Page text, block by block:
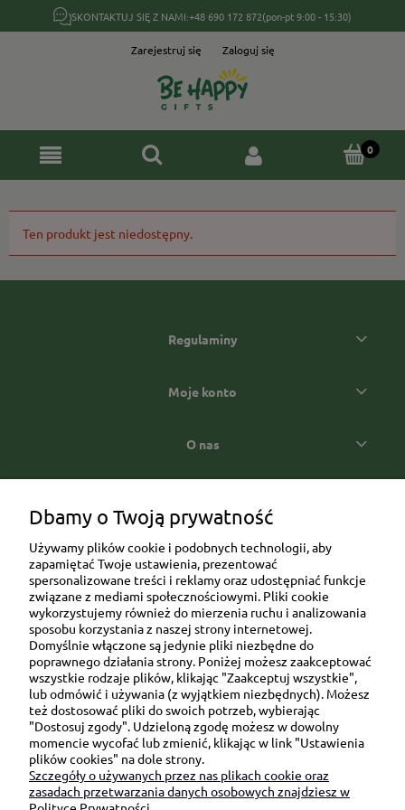
SKONTAKTUJ SIĘ Z NAMI:+48 690 172 872(pon-pt 9:00 - 15:30)
Zarejestruj się Zaloguj się
Ten produkt jest niedostępny.
Regulaminy
Moje konto
O nas
Ul. Brukowa 6/8 lok. 57/58
91-341 Łódź
NIP: 6751510615
SKONTAKTUJ SIĘ Z NAMI:
sklep@be-happygifts.com
+48 690 172 872
Dbamy o Twoją prywatność
Używamy plików cookie i podobnych technologii, aby
zapamiętać Twoje ustawienia, prezentować
spersonalizowane treści i reklamy oraz udostępniać funkcje
związane z mediami społecznościowymi. Pliki cookie
wykorzystujemy również do mierzenia ruchu i analizowania
sposobu korzystania z naszej strony internetowej.
Domyślnie włączone są jedynie pliki niezbędne do
poprawnego działania strony. Poniżej możesz zaakceptować
wszystkie rodzaje plików, klikając "Zaakceptuj wszystkie",
lub odmówić i używania (z wyjątkiem niezbędnych). Możesz
też dostosować pliki do swoich potrzeb, wybierając
"Dostosuj zgody". Udzieloną zgodę możesz w dowolny
momencie wycofać lub zmienić, klikając w link "Ustawienia
plików cookies" na dole strony.
Szczegóły o używanych przez nas plikach cookie oraz
zasadach przetwarzania danych osobowych znajdziesz w